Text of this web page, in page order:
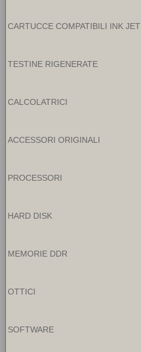
CARTUCCE COMPATIBILI INK JET
TESTINE RIGENERATE
CALCOLATRICI
ACCESSORI ORIGINALI
PROCESSORI
HARD DISK
MEMORIE DDR
OTTICI
SOFTWARE